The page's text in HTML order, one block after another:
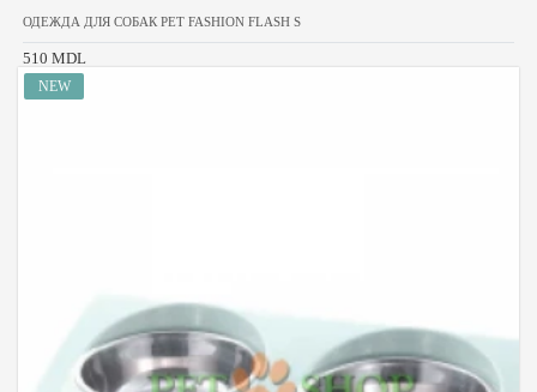
ОДЕЖДА ДЛЯ СОБАК PET FASHION FLASH S
510 MDL